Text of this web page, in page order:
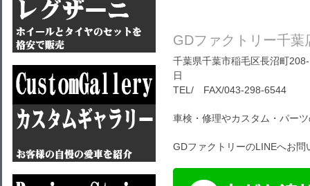
GDファクトリー千葉
千葉県千葉市稲毛区長沼町
日
TEL/ FAX/043-298-6544
車検・修理やカスタム・パー
GDファクトリーのLINEへお問